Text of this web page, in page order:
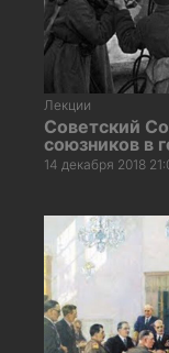
Лекции
Советский
союзников в
14 декабря 2018